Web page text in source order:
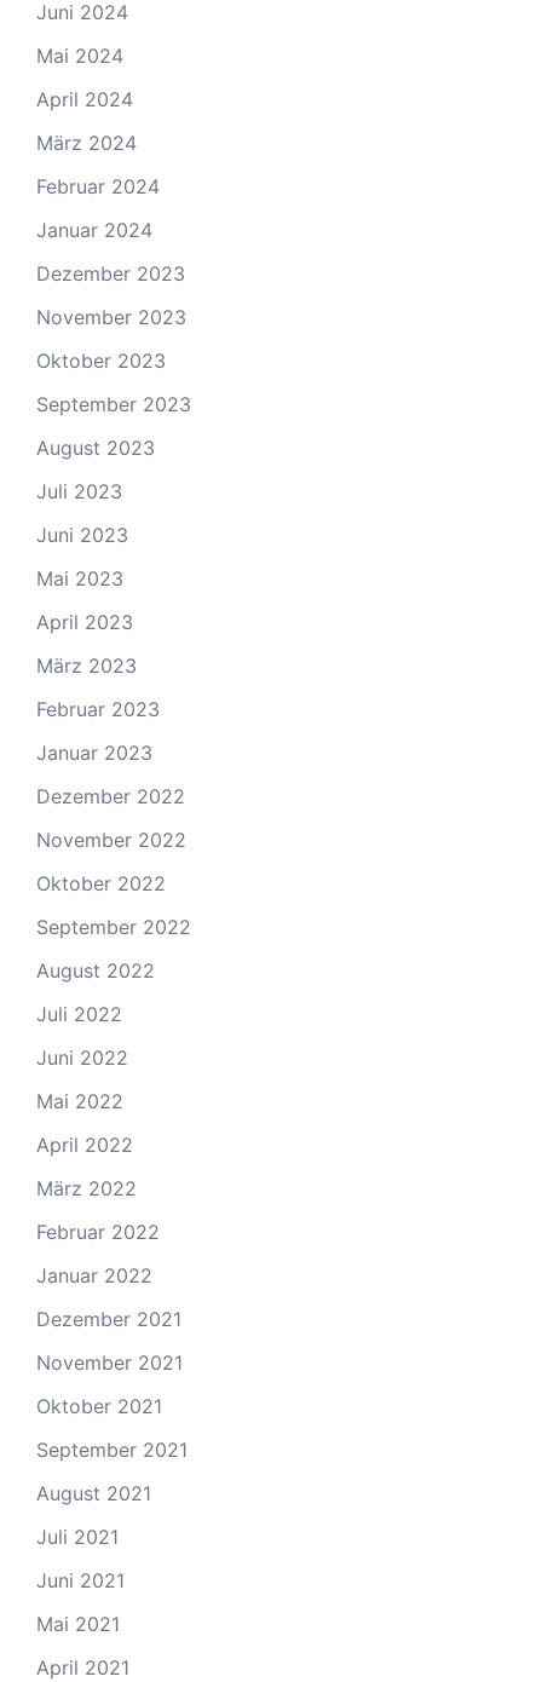
Juni 2024
Mai 2024
April 2024
März 2024
Februar 2024
Januar 2024
Dezember 2023
November 2023
Oktober 2023
September 2023
August 2023
Juli 2023
Juni 2023
Mai 2023
April 2023
März 2023
Februar 2023
Januar 2023
Dezember 2022
November 2022
Oktober 2022
September 2022
August 2022
Juli 2022
Juni 2022
Mai 2022
April 2022
März 2022
Februar 2022
Januar 2022
Dezember 2021
November 2021
Oktober 2021
September 2021
August 2021
Juli 2021
Juni 2021
Mai 2021
April 2021